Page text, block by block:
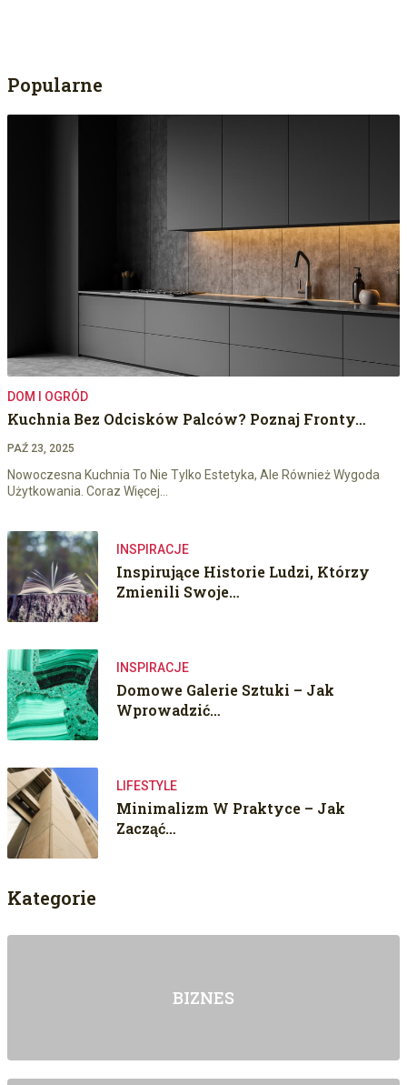
Popularne
DOM I OGRÓD
Kuchnia Bez Odcisków Palców? Poznaj Fronty…
PAŹ 23, 2025
Nowoczesna Kuchnia To Nie Tylko Estetyka, Ale Również Wygoda
Użytkowania. Coraz Więcej…
INSPIRACJE
Inspirujące Historie Ludzi, Którzy
Zmienili Swoje…
INSPIRACJE
Domowe Galerie Sztuki – Jak
Wprowadzić…
LIFESTYLE
Minimalizm W Praktyce – Jak
Zacząć…
Kategorie
BIZNES